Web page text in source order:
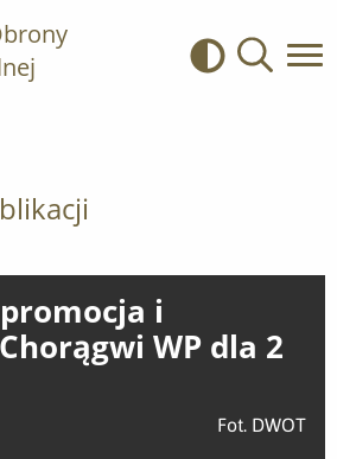
Kontrast
i
WP dla 2
Fot. DWOT